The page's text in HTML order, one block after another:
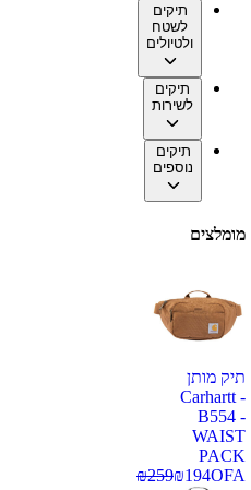
תיקים
לשטח
ולטיולים
תיקים
לשירות
תיקים
נוספים
מומלצים
תיק מותן
Carhartt -
B554 -
WAIST
PACK
OFA
₪194
₪259